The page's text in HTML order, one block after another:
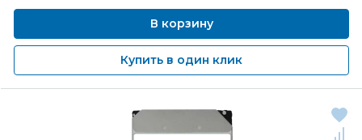
В корзину
Купить в один клик